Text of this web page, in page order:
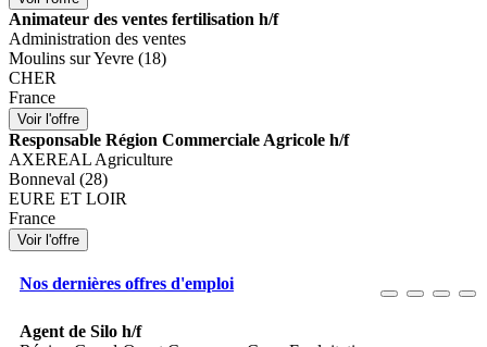
Animateur des ventes fertilisation h/f
Administration des ventes
Moulins sur Yevre (18)
CHER
France
Responsable Région Commerciale Agricole h/f
AXEREAL Agriculture
Bonneval (28)
EURE ET LOIR
France
Nos dernières offres d'emploi
Agent de Silo h/f